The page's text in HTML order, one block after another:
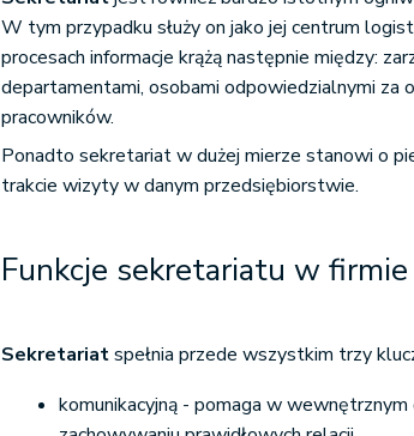
W tym przypadku służy on jako jej centrum
procesach informacje krążą następnie między:
departamentami, osobami odpowiedzialnymi za
pracowników.
Ponadto sekretariat w dużej mierze stanowi o
trakcie wizyty w danym przedsiębiorstwie.
Funkcje sekretariatu w firmie
Sekretariatspełnia przede wszystkim trzy
komunikacyjną - pomaga w